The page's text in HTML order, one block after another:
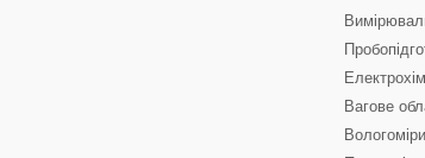
Вагове
Вологоміри